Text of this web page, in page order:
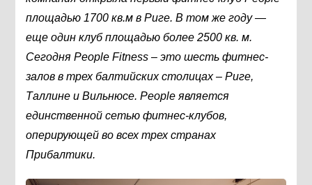
площадью 1700 кв.м в Риге. В том же году —
еще один клуб площадью более 2500 кв. м.
Сегодня People Fitness – это шесть фитнес-
залов в трех балтийских столицах – Риге,
Таллине и Вильнюсе. People является
единственной сетью фитнес-клубов,
оперирующей во всех трех странах
Прибалтики.